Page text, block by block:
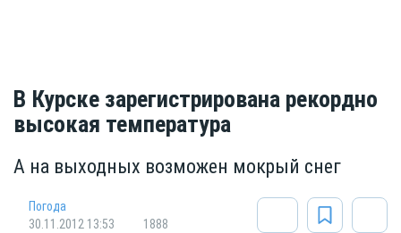
В Курске зарегистрирована рекордно
высокая температура
А на выходных возможен мокрый снег
Погода
30.11.2012 13:53
1888